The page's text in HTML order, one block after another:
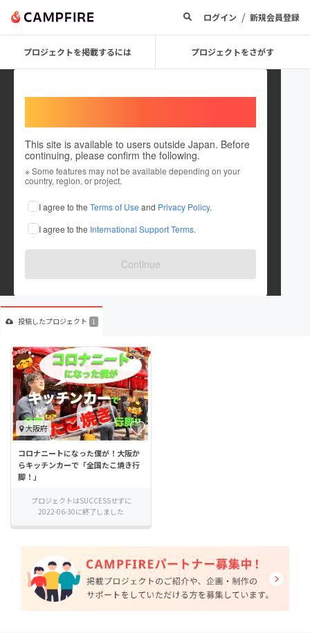
ログイン / 新規会員登録
プロジェクトを掲載するには プロジェクトをさがす
This site is available to users outside Japan. Before
continuing, please confirm the following.
※ Some features may not be available depending on your
country, region, or project.
I agree to the Terms of Use and Privacy Policy.
I agree to the International Support Terms.
Continue
みんなの回し者
これまでに24回支援して1件のプロジェクトを投稿しています
在住国：日本 現在地：大阪府
出身国：日本 出身地：大阪府
投稿したプロジェクト 1
大阪府
コロナニートになった僕が！大阪か
らキッチンカーで「全国たこ焼き行
脚！」
プロジェクトはSUCCESSせずに
2022-06-30に終了しました